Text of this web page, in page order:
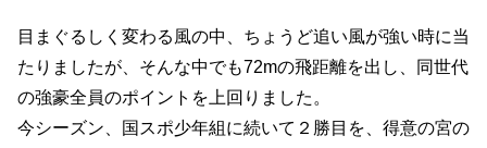
目まぐるしく変わる風の中、ちょうど追い風が強い時に当
たりましたが、そんな中でも72mの飛距離を出し、同世代
の強豪全員のポイントを上回りました。
今シーズン、国スポ少年組に続いて２勝目を、得意の宮の